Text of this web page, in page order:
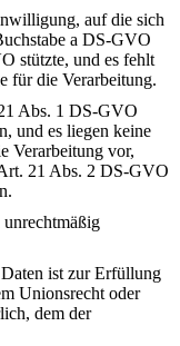
auf die sich
a DS-GVO
stützte, und es fehlt
für die Verarbeitung.
Abs. 1 DS-GVO
und es liegen keine
Verarbeitung vor,
21 Abs. 2 DS-GVO
ist zur Erfüllung
Unionsrecht oder
dem der